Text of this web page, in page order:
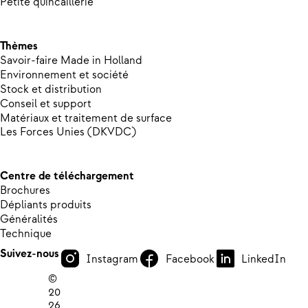
Thèmes
Savoir-faire Made in Holland
Environnement et société
Stock et distribution
Conseil et support
Matériaux et traitement de surface
Les Forces Unies (DKVDC)
Centre de téléchargement
Brochures
Dépliants produits
Généralités
Technique
Suivez-nous
Instagram Facebook
LinkedIn
©
20